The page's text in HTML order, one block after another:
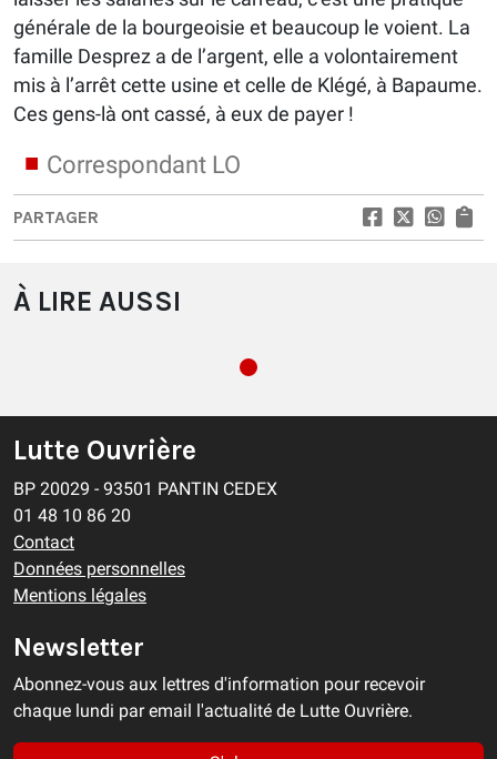
générale de la bourgeoisie et beaucoup le voient. La
famille Desprez a de l’argent, elle a volontairement
mis à l’arrêt cette usine et celle de Klégé, à Bapaume.
Ces gens-là ont cassé, à eux de payer !
Correspondant LO
PARTAGER
À LIRE AUSSI
Lutte Ouvrière
BP 20029 - 93501 PANTIN CEDEX
01 48 10 86 20
Contact
Données personnelles
Mentions légales
Newsletter
Abonnez-vous aux lettres d'information pour recevoir
chaque lundi par email l'actualité de Lutte Ouvrière.